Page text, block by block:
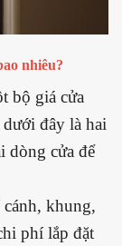
nhiêu?
bộ giá cửa
dưới đây là hai
dòng cửa để
khung,
phí lắp đặt